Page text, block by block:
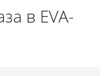
в EVA-